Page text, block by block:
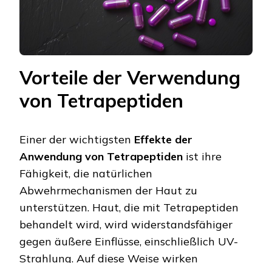
Vorteile der Verwendung
von Tetrapeptiden
Einer der wichtigsten Effekte der
Anwendung von Tetrapeptiden ist ihre
Fähigkeit, die natürlichen
Abwehrmechanismen der Haut zu
unterstützen. Haut, die mit Tetrapeptiden
behandelt wird, wird widerstandsfähiger
gegen äußere Einflüsse, einschließlich UV-
Strahlung. Auf diese Weise wirken